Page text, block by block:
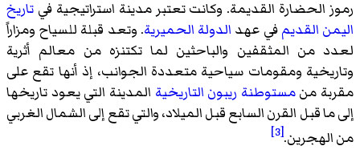
رموز الحضارة القديمة. وكانت تعتبر مدينة استراتيجية في تاريخ
اليمن القديمفي عهد الدولة الحميرية. وتعد قبلة للسياح ومزاراً
لعدد من المثقفين والباحثين لما تكتنزه من معالم أثرية
وتاريخية ومقومات سياحية متعددة الجوانب، إذ أنها تقع على
مقربة منمستوطنة ريبون التاريخية المدينة التي يعود تاريخها
إلى ما قبل القرن السابع قبل الميلاد، والتي تقع إلى الشمال الغربي
من الهجرين.[3]